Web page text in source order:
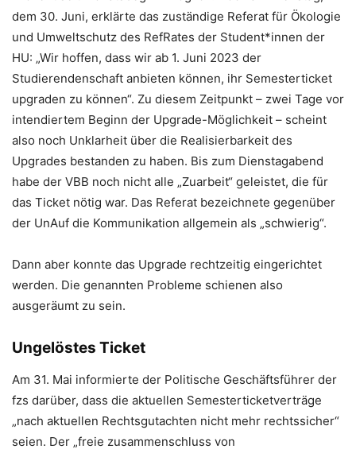
dem 30. Juni, erklärte das zuständige Referat für Ökologie
und Umweltschutz des RefRates der Student*innen der
HU: „Wir hoffen, dass wir ab 1. Juni 2023 der
Studierendenschaft anbieten können, ihr Semesterticket
upgraden zu können“. Zu diesem Zeitpunkt – zwei Tage vor
intendiertem Beginn der Upgrade-Möglichkeit – scheint
also noch Unklarheit über die Realisierbarkeit des
Upgrades bestanden zu haben. Bis zum Dienstagabend
habe der VBB noch nicht alle „Zuarbeit“ geleistet, die für
das Ticket nötig war. Das Referat bezeichnete gegenüber
der UnAuf die Kommunikation allgemein als „schwierig“.
Dann aber konnte das Upgrade rechtzeitig eingerichtet
werden. Die genannten Probleme schienen also
ausgeräumt zu sein.
Ungelöstes Ticket
Am 31. Mai informierte der Politische Geschäftsführer der
fzs darüber, dass die aktuellen Semesterticketverträge
„nach aktuellen Rechtsgutachten nicht mehr rechtssicher“
seien. Der „freie zusammenschluss von